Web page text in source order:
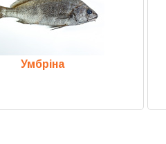
Умбріна